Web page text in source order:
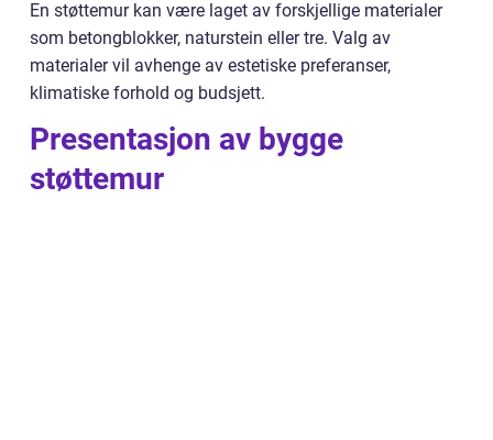
En støttemur kan være laget av forskjellige materialer
som betongblokker, naturstein eller tre. Valg av
materialer vil avhenge av estetiske preferanser,
klimatiske forhold og budsjett.
Presentasjon av bygge
støttemur